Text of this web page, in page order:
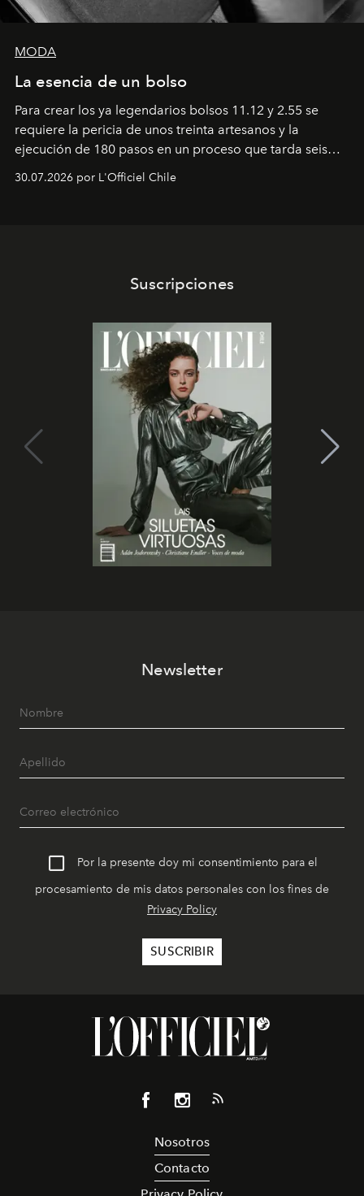
MODA
La esencia de un bolso
Para crear los ya legendarios bolsos 11.12 y 2.55 se
requiere la pericia de unos treinta artesanos y la
ejecución de 180 pasos en un proceso que tarda seis
que se enseña solamente en la escuela de formación de
30.07.2026 por L'Officiel Chile
Suscripciones
Newsletter
Por la presente doy mi consentimiento para el
procesamiento de mis datos personales con los fines de
Privacy Policy
Nosotros
Contacto